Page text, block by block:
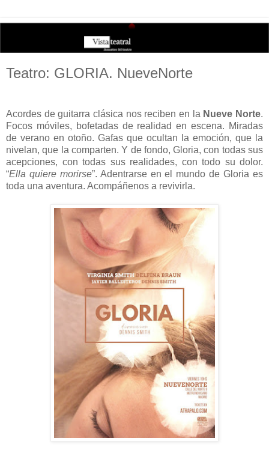
Teatro: GLORIA. NueveNorte
Acordes de guitarra clásica nos reciben en la Nueve Norte.
Focos móviles, bofetadas de realidad en escena. Miradas
de verano en otoño. Gafas que ocultan la emoción, que la
nivelan, que la comparten. Y de fondo, Gloria, con todas sus
acepciones, con todas sus realidades, con todo su dolor.
“Ella quiere morirse”. Adentrarse en el mundo de Gloria es
toda una aventura. Acompáñenos a revivirla.